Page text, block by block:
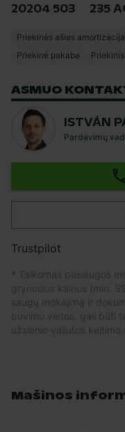
20204 503 235
Priekinės ašies amortizacija
Priekinė pakaba
ASMUO
ISTVÁN
Pardavimų
Trustpilot
* Taikomas paslaugos
grynosios kainos (min.
saugų mokėjimą ir
buvimo vietos, gali būti
užsienio valiutos keitimo
Mašinos